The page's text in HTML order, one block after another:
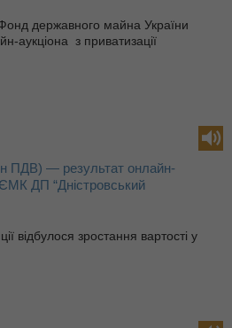
державного майна України
аукціона з приватизації
ПДВ) — результат онлайн-
ЄМК ДП “Дністровський
відбулося зростання вартості у